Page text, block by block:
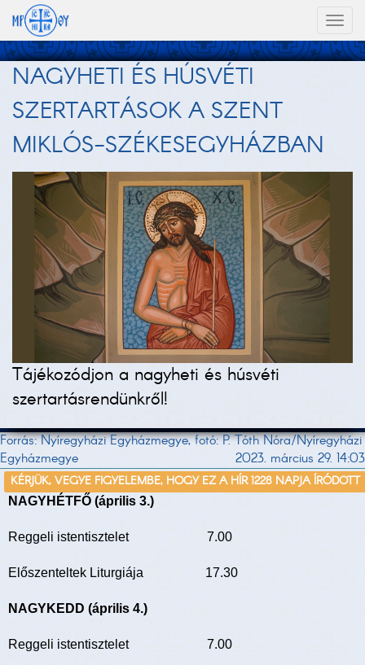
NAGYHETI ÉS HÚSVÉTI
SZERTARTÁSOK A SZENT
MIKLÓS-SZÉKESEGYHÁZBAN
Tájékozódjon a nagyheti és húsvéti
szertartásrendünkről!
Forrás: Nyíregyházi Egyházmegye, fotó: P. Tóth Nóra/Nyíregyházi
Egyházmegye
2023. március 29. 14:03
KÉRJÜK, VEGYE FIGYELEMBE, HOGY EZ A HÍR 1228 NAPJA ÍRÓDOTT
NAGYHÉTFŐ (április 3.)
Reggeli istentisztelet 7.00
Előszenteltek Liturgiája 17.30
NAGYKEDD (április 4.)
Reggeli istentisztelet 7.00